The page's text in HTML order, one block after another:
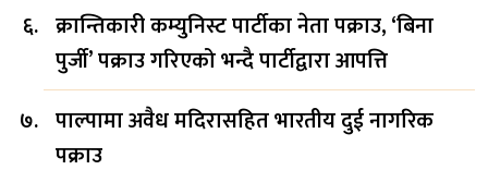
क्रान्तिकारी कम्युनिस्ट पार्टीका नेता पक्राउ, ‘बिना
पुर्जी’ पक्राउ गरिएको भन्दै पार्टीद्वारा आपत्ति
पाल्पामा अवैध मदिरासहित भारतीय दुई नागरिक
पक्राउ